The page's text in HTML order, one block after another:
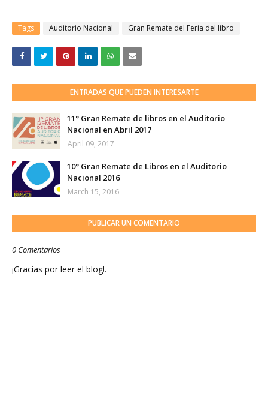
Tags Auditorio Nacional Gran Remate del Feria del libro
ENTRADAS QUE PUEDEN INTERESARTE
11° Gran Remate de libros en el Auditorio
Nacional en Abril 2017
April 09, 2017
10° Gran Remate de Libros en el Auditorio
Nacional 2016
March 15, 2016
PUBLICAR UN COMENTARIO
0 Comentarios
¡Gracias por leer el blog!.